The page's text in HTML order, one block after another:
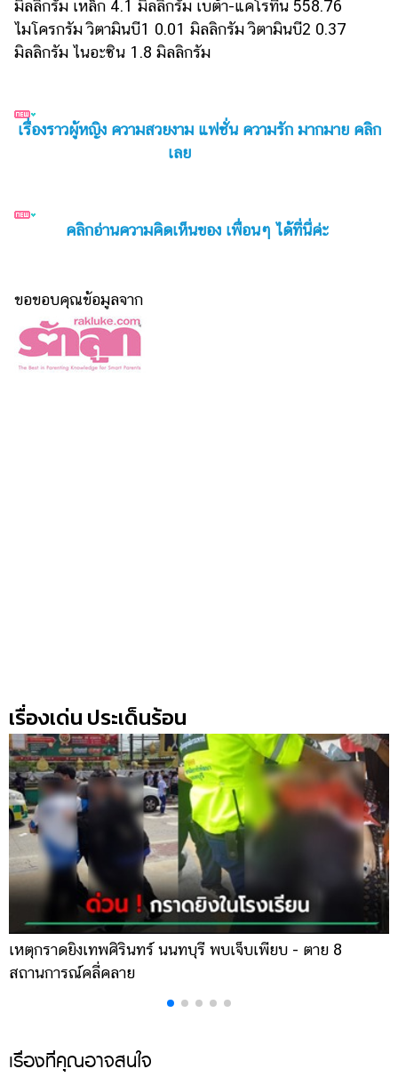
มิลลิกรัม เหล็ก 4.1 มิลลิกรัม เบต้า-แคโรทีน 558.76
ไมโครกรัม วิตามินบี1 0.01 มิลลิกรัม วิตามินบี2 0.37
มิลลิกรัม ไนอะซิน 1.8 มิลลิกรัม
เรื่องราวผู้หญิง ความสวยงาม แฟชั่น ความรัก มากมาย คลิก
เลย
คลิกอ่านความคิดเห็นของ เพื่อนๆ ได้ที่นี่ค่ะ
ขอขอบคุณข้อมูลจาก
เรื่องเด่น ประเด็นร้อน
เหตุกราดยิงเทพศิรินทร์ นนทบุรี พบเจ็บเพียบ - ตาย 8
สถานการณ์คลี่คลาย
เรื่องที่คุณอาจสนใจ